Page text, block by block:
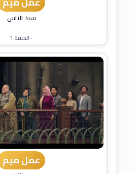
سيد الناس
- الحلقة 1
عمل ميم